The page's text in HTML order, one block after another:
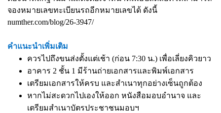
จองหมายเลขทะเบียนรถอีกหมายเลขได้ ดังนี้
numther.com/blog/26-3947/
คำแนะนำเพิ่มเติม
ควรไปถึงขนส่งตั้งแต่เช้า (ก่อน 7:30 น.) เพื่อเลี่ยงคิวยาว
อาคาร 2 ชั้น 1 มีร้านถ่ายเอกสารและพิมพ์เอกสาร
เตรียมเอกสารให้ครบ และสำเนาทุกอย่างเซ็นถูกต้อง
หากไม่สะดวกไปเองให้ออก หนังสือมอบอำนาจ และ
เตรียมสำเนาบัตรประชาชนมอบฯ